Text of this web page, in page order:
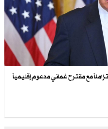
مع مقترح عُماني مدعوم إقليمياً